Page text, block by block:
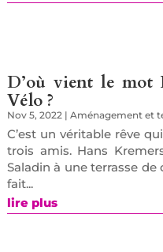
D’où vient le mot
Vélo ?
Nov 5, 2022| Aménagement et
C’est un véritable rêve
trois amis. Hans
Saladin à une terrasse de
fait...
lire plus